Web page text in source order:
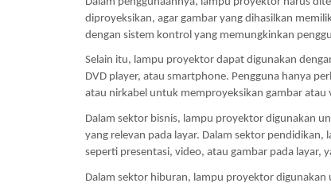
diproyeksikan, agar gambar yang dihasilkan
dengan sistem kontrol yang memungkinkan
Selain itu, lampu proyektor dapat digunakan
DVD player, atau smartphone. Pengguna hanya
atau nirkabel untuk memproyeksikan gambar atau
Dalam sektor bisnis, lampu proyektor digunakan
yang relevan pada layar. Dalam sektor
seperti presentasi, video, atau gambar pada layar,
Dalam sektor hiburan, lampu proyektor